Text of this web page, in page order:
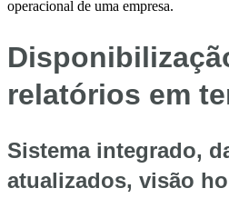
operacional de uma empresa.
relatórios em
Sistema integrado,
atualizados, visão